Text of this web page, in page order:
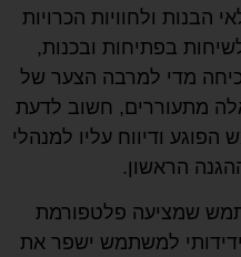
הבנות ולחוויות הכרויות
בפתיחות ובכנות,
מדי למרבה הצער של
מתעוררים, חשוב לדעת
ודיווח עליו למנהלי
הראשון.
שמציעה פלטפורמת
למשתמש ישפר את